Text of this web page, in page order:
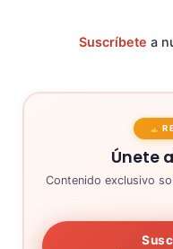
Suscríbete a
Únete
Contenido exclusivo